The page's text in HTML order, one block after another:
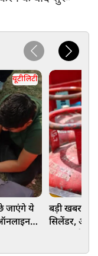
यूटीलिटी
जाएंगे ये
बड़ी खबर!
सिलेंडर, अब